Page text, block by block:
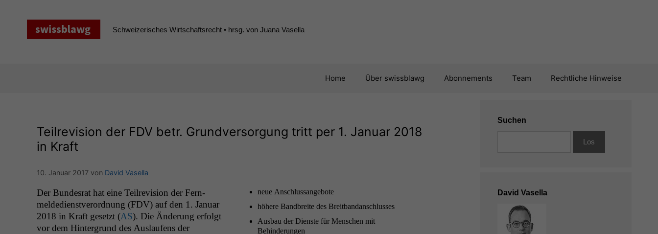
Schweizerisches Wirtschaftsrecht • hrsg. von Juana Vasella
Home Über swissblawg Abonnements Team Rechtliche Hinweise
Teilrevision der FDV betr. Grundversorgung tritt per 1. Januar 2018
in Kraft
10. Januar 2017 von David Vasella
Der Bun­desrat hat eine Teil­re­vi­sion der Fer­n­
melde­di­en­stverord­nung (FDV) auf den 1. Jan­u­ar
2018 in Kraft geset­zt (AS). Die Änderung erfol­gt
vor dem Hin­ter­grund des Aus­laufens der
neue Anschlus­sange­bote
höhere Band­bre­ite des Breitbandanschlusses
Aus­bau der Dien­ste für Men­schen mit
Behinderungen
Suchen
David Vasella